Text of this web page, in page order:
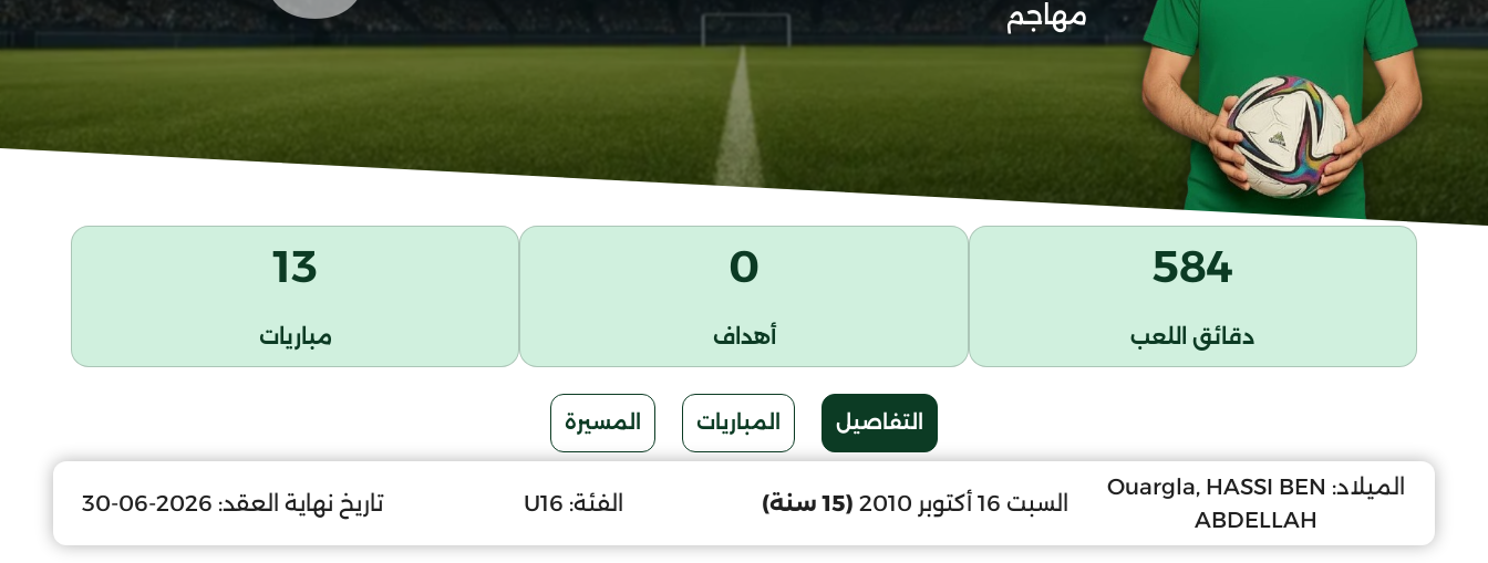
مهاجم
584
دقائق اللعب
0
أهداف
13
مباريات
التفاصيل المباريات المسيرة
الميلاد: Ouargla, HASSI BEN
ABDELLAH
السبت 16 أكتوبر 2010 (15 سنة) الفئة: U16 تاريخ نهاية العقد: 2026-06-30